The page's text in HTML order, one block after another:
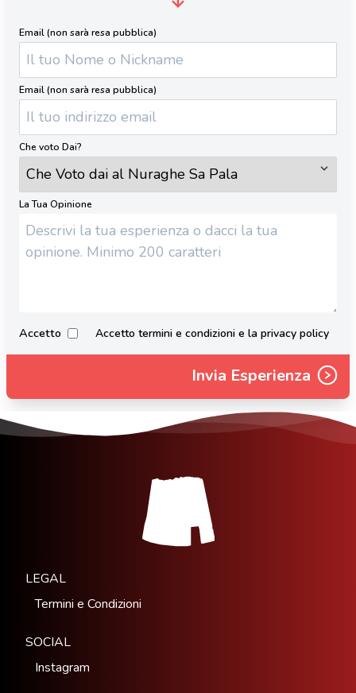
Email (non sarà resa pubblica)
Email (non sarà resa pubblica)
Che voto Dai?
La Tua Opinione
Accetto Accetto termini e condizioni e la privacy policy
Invia Esperienza
LEGAL
Termini e Condizioni
SOCIAL
Instagram